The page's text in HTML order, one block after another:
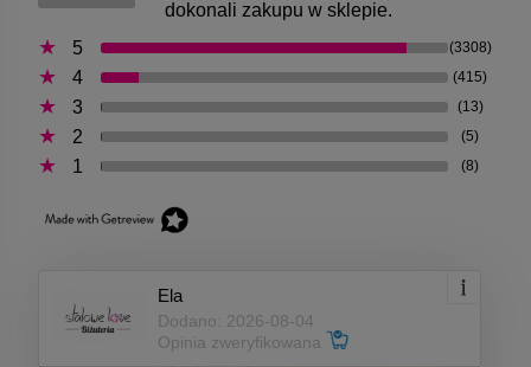
dokonali zakupu w sklepie.
5
(3308)
4 (415)
3 (13)
2 (5)
1 (8)
Ela
Dodano: 2026-08-04
Opinia zweryfikowana